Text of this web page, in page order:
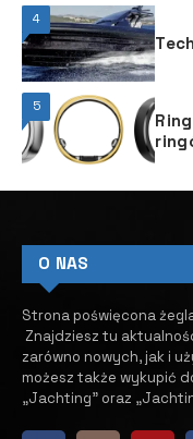
4
5
O NAS
Strona poświęcona
Znajdziesz tu
zarówno nowych, jak i
możesz także wykupić
„Jachting” oraz